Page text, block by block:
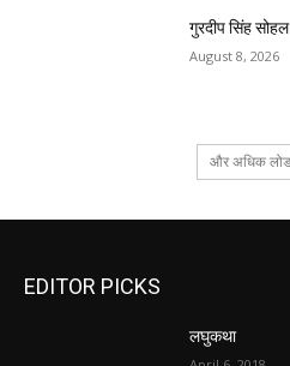
गुरदीप सिंह
August 8, 2026
और अधिक
EDITOR PICKS
लघुकथा